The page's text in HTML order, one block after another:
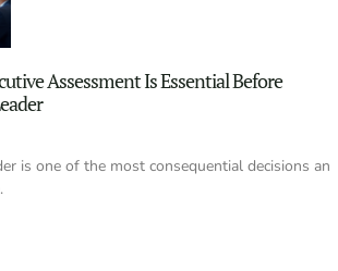
Assessment Is Essential Before
is one of the most consequential decisions an